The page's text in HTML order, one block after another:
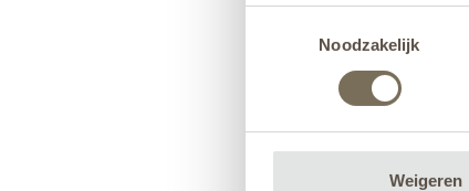
Noodzakelijk
Weigeren